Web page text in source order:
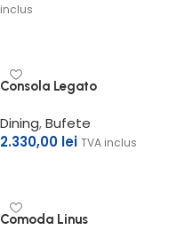
inclus
Consola Legato
Dining,Bufete
2.330,00 lei TVA inclus
Comoda Linus